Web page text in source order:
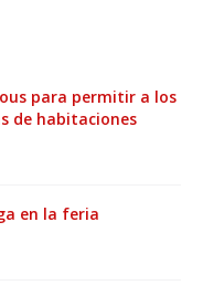
para permitir a los
de habitaciones
en la feria